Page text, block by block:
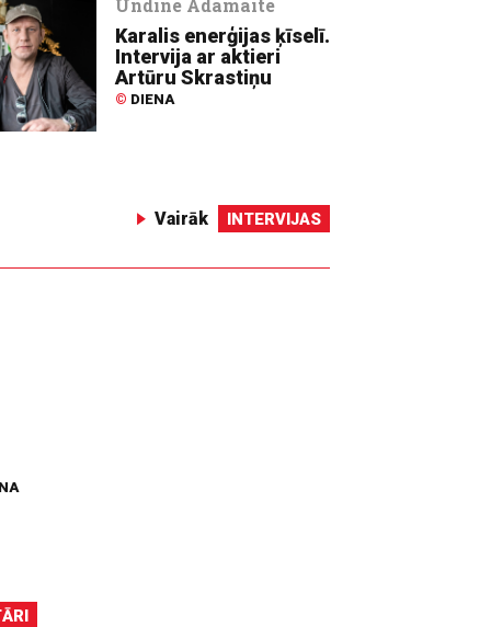
Undīne Adamaite
Karalis enerģijas ķīselī.
Intervija ar aktieri
Artūru Skrastiņu
© DIENA
Vairāk INTERVIJAS